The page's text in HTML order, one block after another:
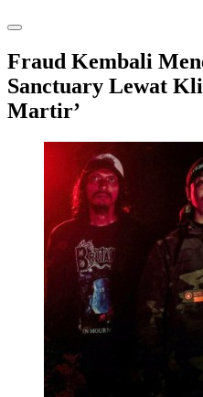
Fraud Kembali
Sanctuary Lewat
Martir’